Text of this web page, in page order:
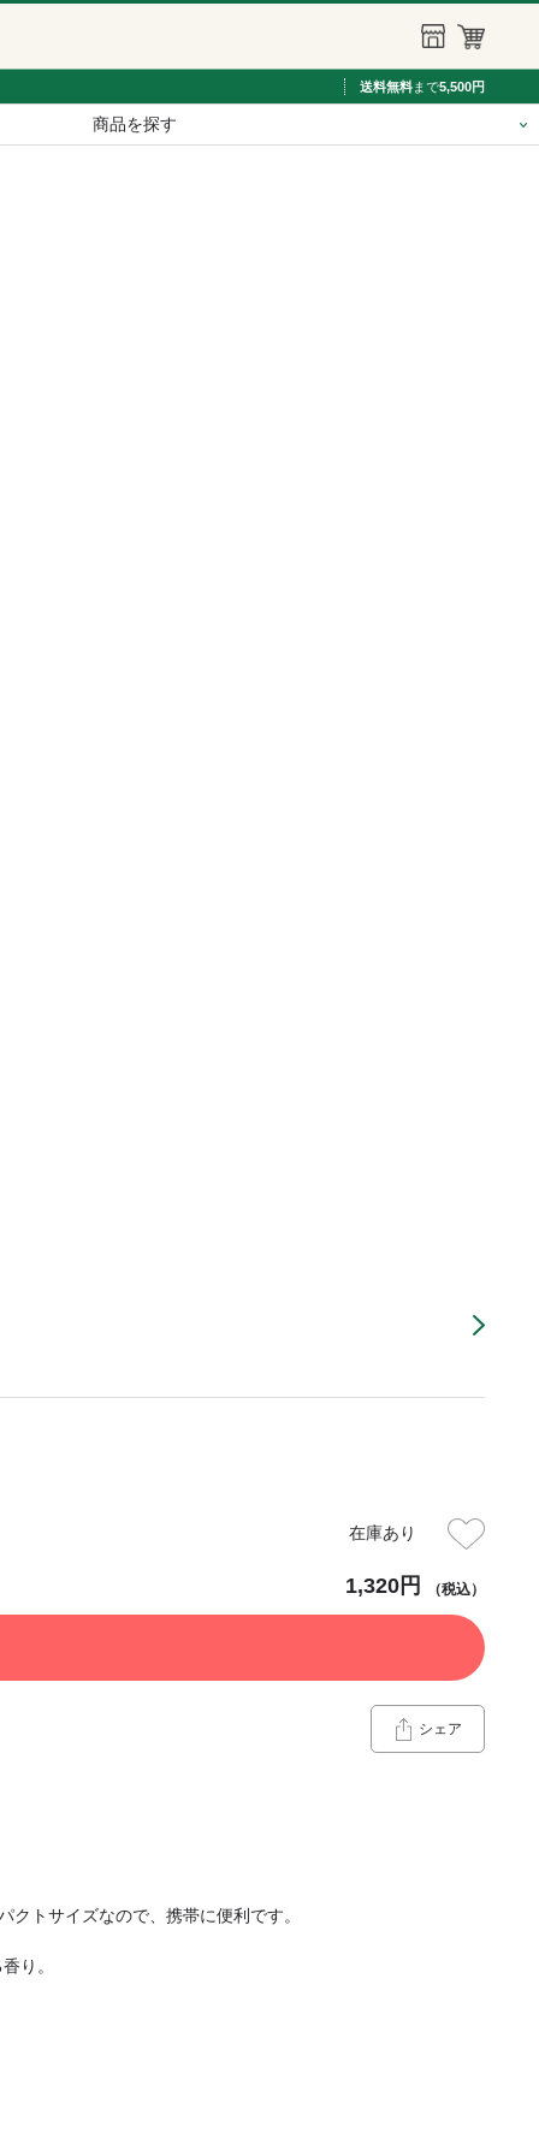
送料無料まで5,500円
商品を探す
1,320円 （税込）
在庫あり
シェア
トサイズなので、携帯に便利です。
り。